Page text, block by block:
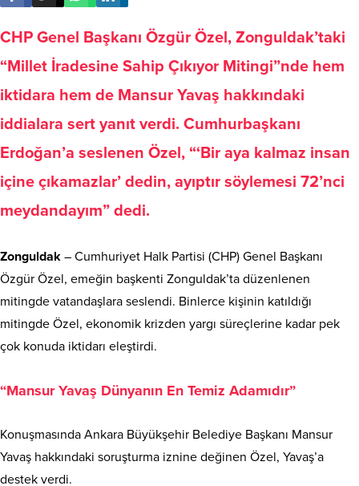
CHP Genel Başkanı Özgür Özel, Zonguldak’taki
“Millet İradesine Sahip Çıkıyor Mitingi”nde hem
iktidara hem de Mansur Yavaş hakkındaki
iddialara sert yanıt verdi. Cumhurbaşkanı
Erdoğan’a seslenen Özel, “‘Bir aya kalmaz insan
içine çıkamazlar’ dedin, ayıptır söylemesi 72’nci
meydandayım” dedi.
Zonguldak – Cumhuriyet Halk Partisi (CHP) Genel Başkanı
Özgür Özel, emeğin başkenti Zonguldak’ta düzenlenen
mitingde vatandaşlara seslendi. Binlerce kişinin katıldığı
mitingde Özel, ekonomik krizden yargı süreçlerine kadar pek
çok konuda iktidarı eleştirdi.
“Mansur Yavaş Dünyanın En Temiz Adamıdır”
Konuşmasında Ankara Büyükşehir Belediye Başkanı Mansur
Yavaş hakkındaki soruşturma iznine değinen Özel, Yavaş’a
destek verdi.